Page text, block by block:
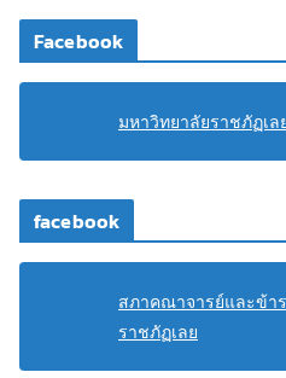
โ
Facebook
มหาวิทยาลัยราชภัฏเล
facebook
สภาคณาจารย์และข้า
ราชภัฏเลย